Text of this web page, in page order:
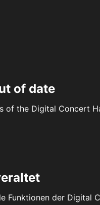
of date
of the Digital Concert
Funktionen der Digital